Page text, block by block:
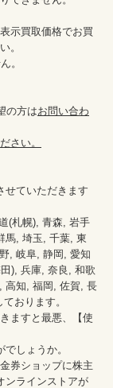
示買取価格でお買
。
。
の方はお問い合わ
さい。
せていただきます
(札幌), 青森, 岩手
馬, 埼玉, 千葉, 東
, 岐阜, 静岡, 愛知
), 兵庫, 奈良, 和歌
高知, 福岡, 佐賀, 長
おります。
ますと最悪、【使
しょうか。
券ショップに株主
ンラインストアが